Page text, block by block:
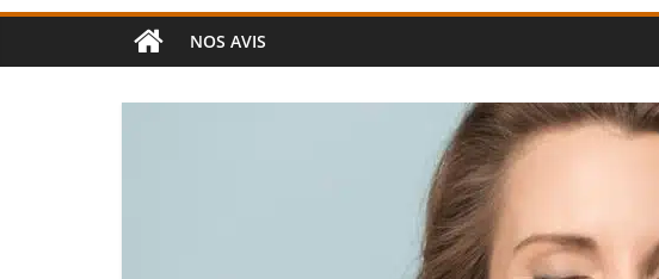
NOS AVIS